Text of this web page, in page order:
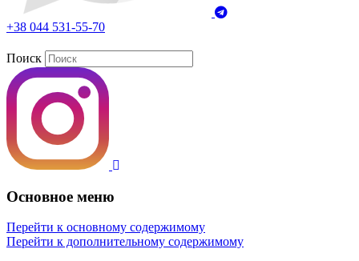
+38 044 531-55-70
Поиск
Основное меню
Перейти к основному содержимому
Перейти к дополнительному содержимому